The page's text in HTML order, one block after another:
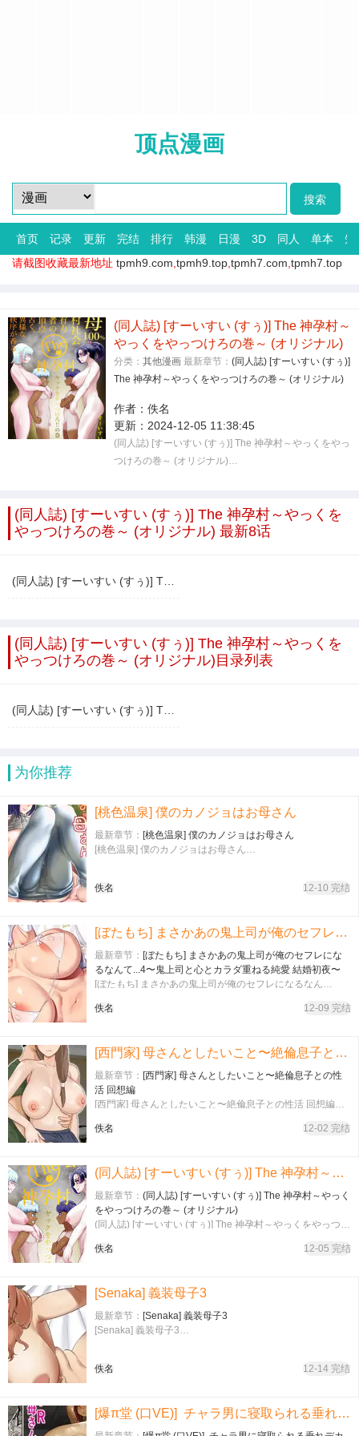
顶点漫画
首页 记录 更新 完结 排行 韩漫 日漫 3D 同人 单本
短
请截图收藏最新地址 tpmh9.com tpmh9.top tpmh7.com tpmh7.top
(同人誌) [すーいすい (すぅ)] The 神孕村～
やっくをやっつけろの巻～ (オリジナル)
分类： 其他漫画 最新章节： (同人誌) [すーいすい (すぅ)]
The 神孕村～やっくをやっつけろの巻～ (オリジナル)
作者： 佚名
更新： 2024-12-05 11:38:45
(同人誌) [すーいすい (すぅ)] The 神孕村～やっくをやっ
つけろの巻～ (オリジナル)…
(同人誌) [すーいすい (すぅ)] The 神孕村～やっくを
やっつけろの巻～ (オリジナル) 最新8话
(同人誌) [すーいすい (すぅ)] The 神孕村～やっくを
やっつけろの巻～ (オリジナル)目录列表
为你推荐
[桃色温泉] 僕のカノジョはお母さん
最新章节： [桃色温泉] 僕のカノジョはお母さん
[桃色温泉] 僕のカノジョはお母さん…
佚名 12-10 完结
[ぼたもち] まさかあの鬼上司が俺のセフレになるなんて...4〜鬼上司と心とカラダ重ねる純愛 結婚初夜〜
最新章节： [ぼたもち] まさかあの鬼上司が俺のセフレにな
るなんて...4〜鬼上司と心とカラダ重ねる純愛 結婚初夜〜
[ぼたもち] まさかあの鬼上司が俺のセフレになるなん
佚名
12-09 完结
[西門家] 母さんとしたいこと〜絶倫息子との性活 回想編
最新章节： [西門家] 母さんとしたいこと〜絶倫息子との性
活 回想編
[西門家] 母さんとしたいこと〜絶倫息子との性活 回想編…
佚名 12-02 完结
(同人誌) [すーいすい (すぅ)] The 神孕村～やっくをやっつけろの巻～ (オリジナル)
最新章节： (同人誌) [すーいすい (すぅ)] The 神孕村～やっく
をやっつけろの巻～ (オリジナル)
(同人誌) [すーいすい (すぅ)] The 神孕村～やっくをやっつけ
佚名
12-05 完结
[Senaka] 義装母子3
最新章节： [Senaka] 義装母子3
[Senaka] 義装母子3…
佚名 12-14 完结
[爆π堂 (口VE)] チャラ男に寝取られる垂れデカ乳母さん1